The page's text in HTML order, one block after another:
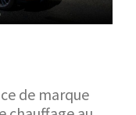
de marque